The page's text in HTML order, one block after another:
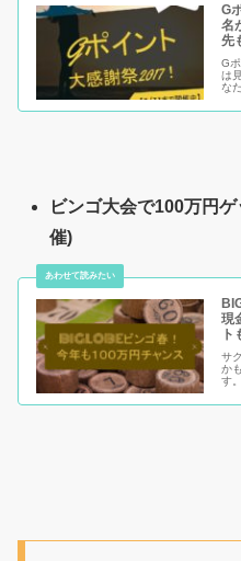
G
名
先
G
は
な
か
め
ビンゴ大会で100万円
催)
現
サ
か
す
参
を